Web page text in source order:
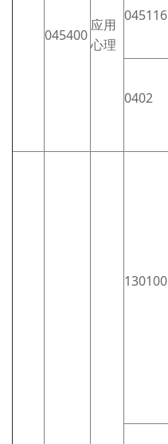
045400
应用
心理
045116
0402
130100